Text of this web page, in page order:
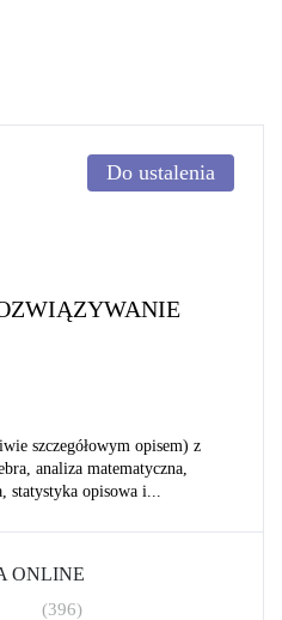
Do ustalenia
szczegółowym opisem) z
analiza matematyczna,
statystyka opisowa i...
ONLINE
(396)